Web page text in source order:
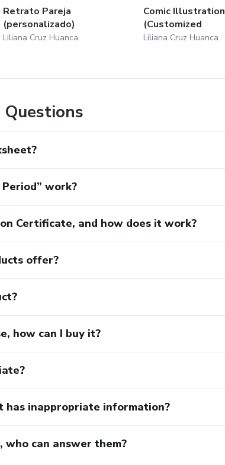
PDF (descarga digital)
imprimible
Retrato Pareja
(personalizado)
Liliana Cruz Huanca
Comic Illustration
(Customized
Liliana Cruz Huanca
work?
Certificate, and how does it work?
offer?
how can I buy it?
has inappropriate information?
who can answer them?